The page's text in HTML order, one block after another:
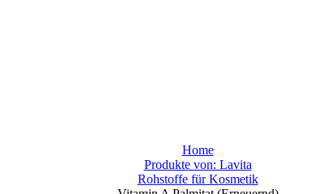
Home
Produkte von: Lavita
Rohstoffe für Kosmetik